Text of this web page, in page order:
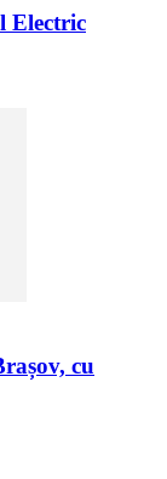
Electric
cu